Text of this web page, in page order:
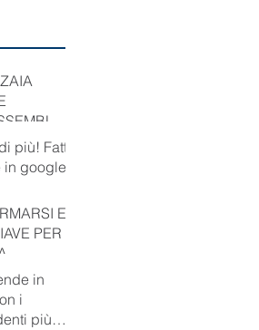
DI
più! Fatti
in google!
E’
PER
E’ OGGI!
in
i
più